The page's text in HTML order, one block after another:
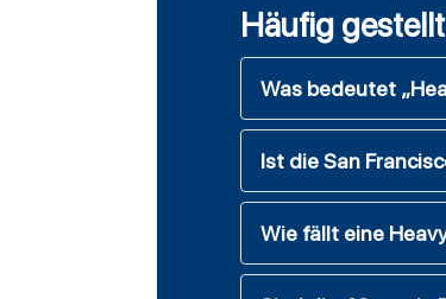
Häufig
Was bedeutet
Ist die San
Wie fällt eine